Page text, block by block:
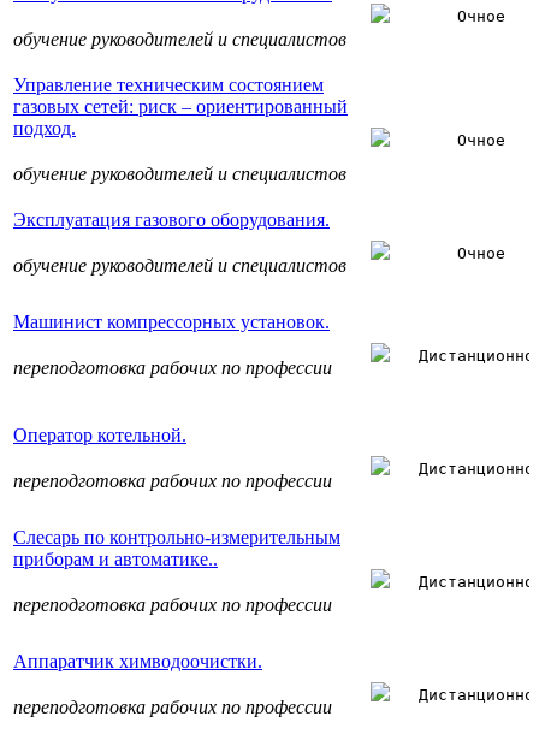
обучение руководителей и специалистов
Очное
Управление техническим состоянием
газовых сетей: риск – ориентированный
подход.
обучение руководителей и специалистов
Очное
Эксплуатация газового оборудования.
обучение руководителей и специалистов
Очное
Машинист компрессорных установок.
переподготовка рабочих по профессии
Оператор котельной.
переподготовка рабочих по профессии
Слесарь по контрольно-измерительным
приборам и автоматике..
переподготовка рабочих по профессии
Аппаратчик химводоочистки.
переподготовка рабочих по профессии